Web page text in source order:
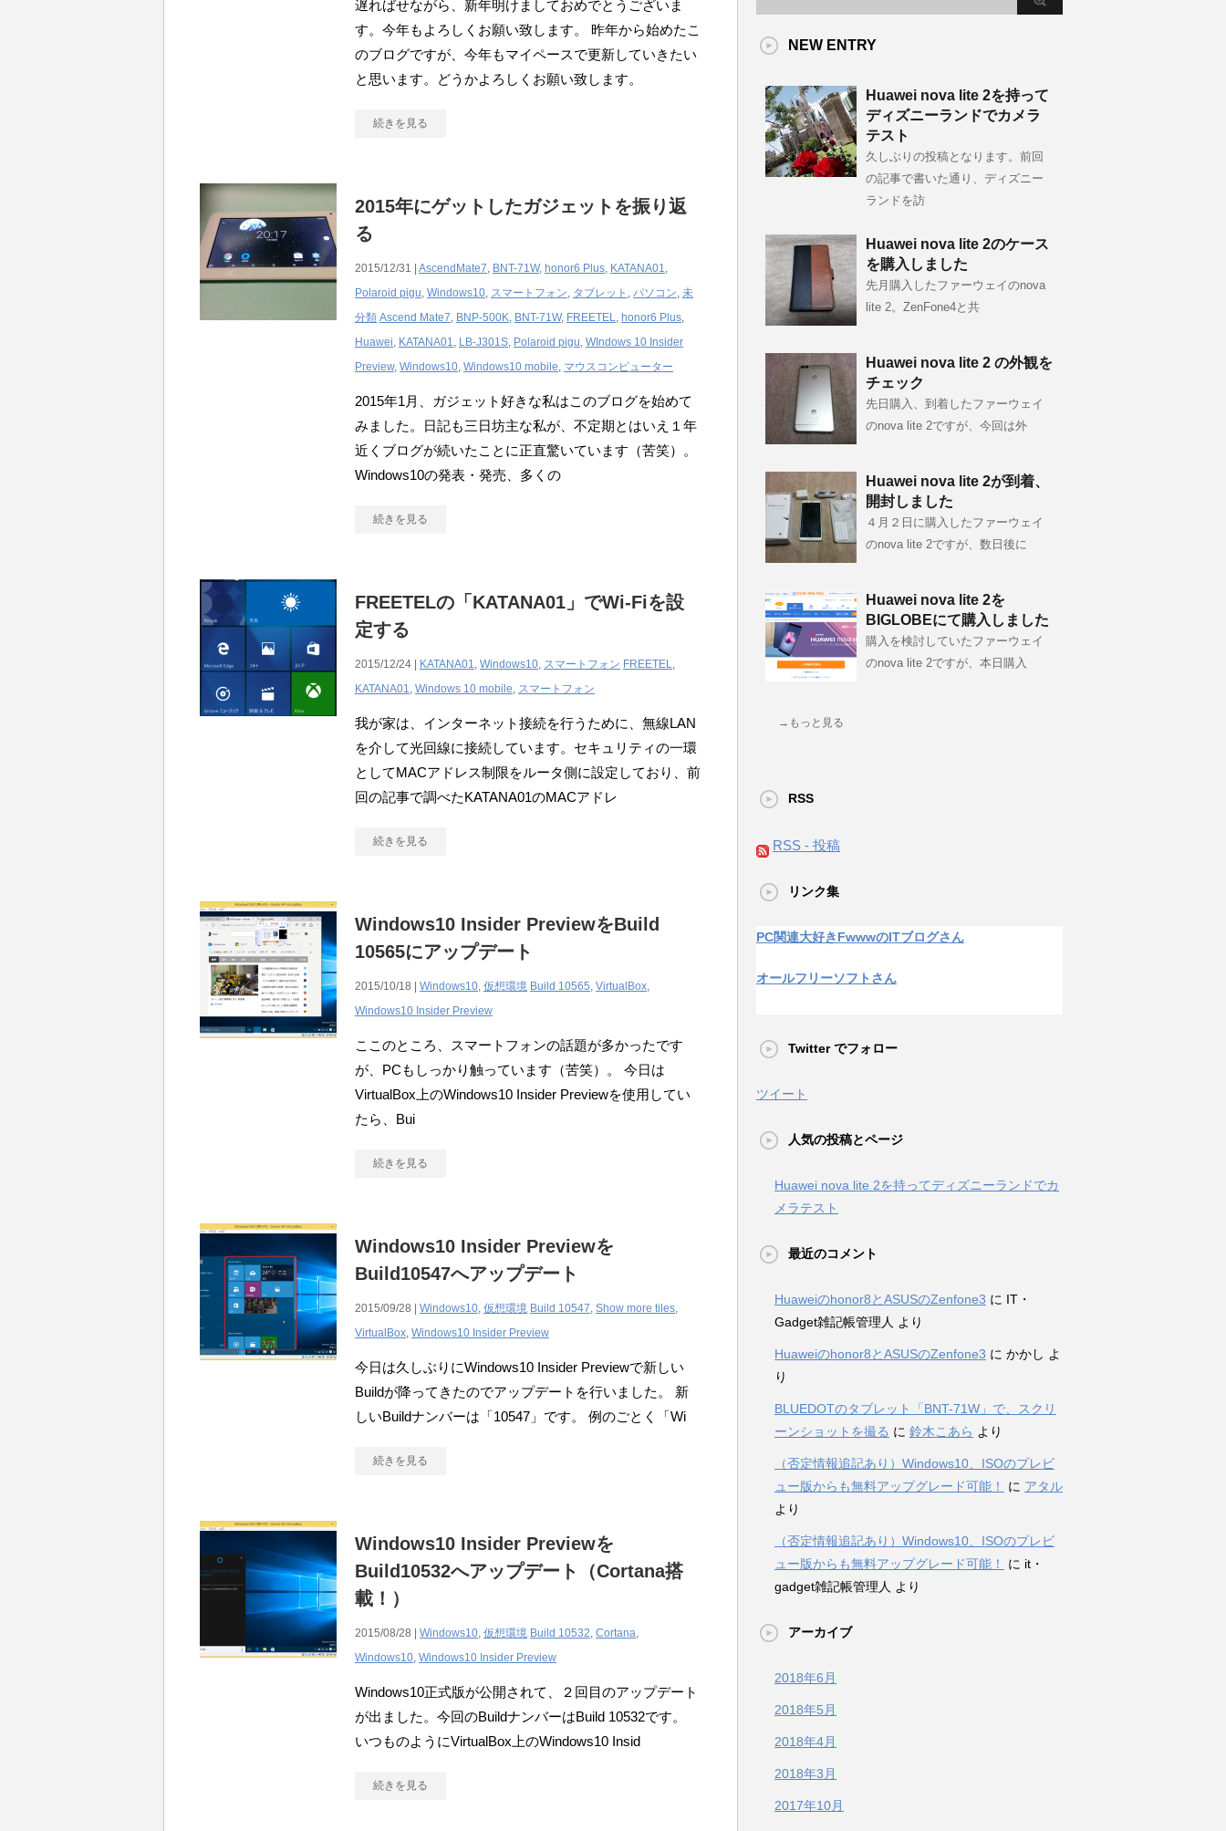
遅ればせながら、新年明けましておめでとうございま
す。今年もよろしくお願い致します。 昨年から始めたこ
のブログですが、今年もマイペースで更新していきたい
と思います。どうかよろしくお願い致します。
続きを見る
2015年にゲットしたガジェットを振り返
る
2015/12/31 | AscendMate7, BNT-71W, honor6 Plus, KATANA01,
Polaroid pigu, Windows10, スマートフォン, タブレット , パソコン, 未
分類 Ascend Mate7, BNP-500K, BNT-71W, FREETEL, honor6 Plus,
Huawei, KATANA01, LB-J301S, Polaroid pigu, WIndows 10 Insider
Preview, Windows10, Windows10 mobile, マウスコンピューター
2015年1月、ガジェット好きな私はこのブログを始めて
みました。日記も三日坊主な私が、不定期とはいえ１年
近くブログが続いたことに正直驚いています（苦笑）。
Windows10の発表・発売、多くの
続きを見る
FREETELの「KATANA01」でWi-Fiを設
定する
2015/12/24 | KATANA01, Windows10, スマートフォン FREETEL,
KATANA01, Windows 10 mobile, スマートフォン
我が家は、インターネット接続を行うために、無線LAN
を介して光回線に接続しています。セキュリティの一環
としてMACアドレス制限をルータ側に設定しており、前
回の記事で調べたKATANA01のMACアドレ
続きを見る
Windows10 Insider PreviewをBuild
10565にアップデート
2015/10/18 | Windows10, 仮想環境 Build 10565, VirtualBox,
Windows10 Insider Preview
ここのところ、スマートフォンの話題が多かったです
が、PCもしっかり触っています（苦笑）。 今日は
VirtualBox上のWindows10 Insider Previewを使用してい
たら、Bui
続きを見る
Windows10 Insider Previewを
Build10547へアップデート
2015/09/28 | Windows10, 仮想環境 Build 10547, Show more tiles,
VirtualBox, Windows10 Insider Preview
今日は久しぶりにWindows10 Insider Previewで新しい
Buildが降ってきたのでアップデートを行いました。 新
しいBuildナンバーは「10547」です。 例のごとく「Wi
続きを見る
Windows10 Insider Previewを
Build10532へアップデート（Cortana搭
載！）
2015/08/28 | Windows10, 仮想環境 Build 10532, Cortana,
Windows10, Windows10 Insider Preview
Windows10正式版が公開されて、２回目のアップデート
が出ました。今回のBuildナンバーはBuild 10532です。
いつものようにVirtualBox上のWindows10 Insid
続きを見る
NEW ENTRY
Huawei nova lite 2を持って
ディズニーランドでカメラ
テスト
久しぶりの投稿となります。前回
の記事で書いた通り、ディズニー
ランドを訪
Huawei nova lite 2のケース
を購入しました
先月購入したファーウェイのnova
lite 2。ZenFone4と共
Huawei nova lite 2 の外観を
チェック
先日購入、到着したファーウェイ
のnova lite 2ですが、今回は外
Huawei nova lite 2が到着、
開封しました
４月２日に購入したファーウェイ
のnova lite 2ですが、数日後に
Huawei nova lite 2を
BIGLOBEにて購入しました
購入を検討していたファーウェイ
のnova lite 2ですが、本日購入
→もっと見る
RSS
RSS - 投稿
リンク集
PC関連大好きFwwwのITブログさん
オールフリーソフトさん
Twitter でフォロー
ツイート
人気の投稿とページ
Huawei nova lite 2を持ってディズニーランドでカ
メラテスト
最近のコメント
Huaweiのhonor8とASUSのZenfone3 に IT・
Gadget雑記帳管理人 より
Huaweiのhonor8とASUSのZenfone3 に かかし よ
り
BLUEDOTのタブレット「BNT-71W」で、スクリ
ーンショットを撮る に 鈴木こあら より
（否定情報追記あり）Windows10、ISOのプレビ
ュー版からも無料アップグレード可能！
に アタル
より
（否定情報追記あり）Windows10、ISOのプレビ
ュー版からも無料アップグレード可能！
に it・
gadget雑記帳管理人 より
アーカイブ
2018年6月
2018年5月
2018年4月
2018年3月
2017年10月